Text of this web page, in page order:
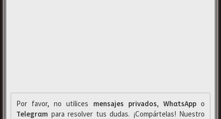
Por favor, no utilices mensajes privados, WhαtsAppo
Telegrαm para resolver tus dudas. ¡Compártelas! Nuestro